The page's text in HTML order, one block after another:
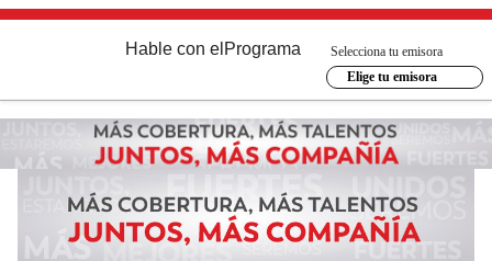
Hable con el Programa
Selecciona tu emisora
Elige tu emisora